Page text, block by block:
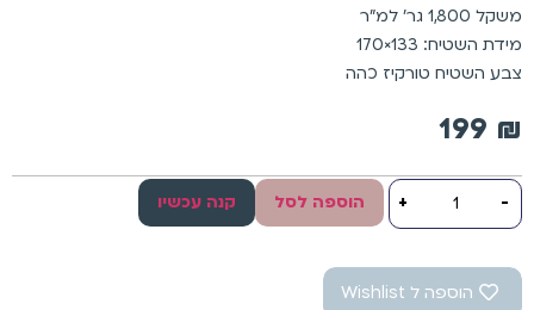
משקל 1,800 גר’ למ”ר
מידת השטיח: 133×170
צבע השטיח טורקיז כהה
199 ₪
-
+ הוספה לסל קנה עכשיו
הוספה ל Wishlist